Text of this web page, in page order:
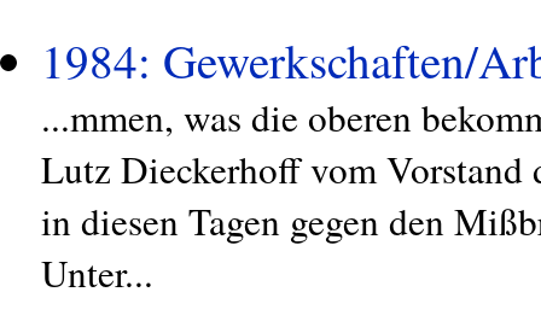
1984: Gewerkschaften/
...mmen, was die oberen
Lutz Dieckerhoff vom
in diesen Tagen gegen den
Unter...